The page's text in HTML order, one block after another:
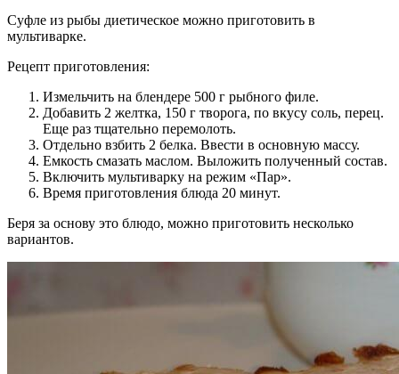
Суфле из рыбы диетическое можно приготовить в
мультиварке.
Рецепт приготовления:
Измельчить на блендере 500 г рыбного филе.
Добавить 2 желтка, 150 г творога, по вкусу соль, перец.
Еще раз тщательно перемолоть.
Отдельно взбить 2 белка. Ввести в основную массу.
Емкость смазать маслом. Выложить полученный состав.
Включить мультиварку на режим «Пар».
Время приготовления блюда 20 минут.
Беря за основу это блюдо, можно приготовить несколько
вариантов.